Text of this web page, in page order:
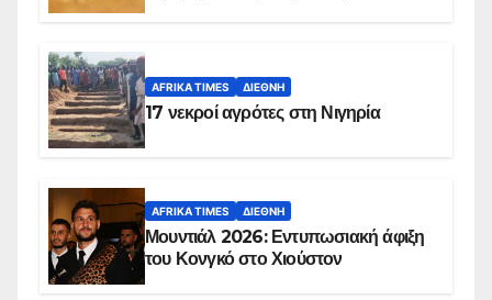
AFRIKA TIMES ΔΙΕΘΝΉ
17 νεκροί αγρότες στη Νιγηρία
AFRIKA TIMES ΔΙΕΘΝΉ
Μουντιάλ 2026: Εντυπωσιακή άφιξη
του Κονγκό στο Χιούστον